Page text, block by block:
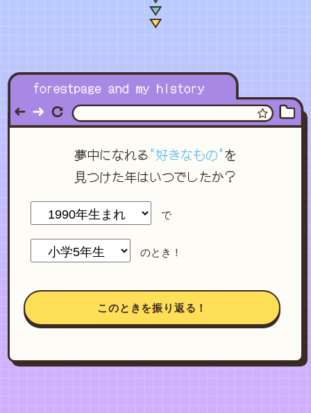
夢中になれる"好きなもの"を
見つけた年はいつでしたか？
で
のとき！
このときを振り返る！